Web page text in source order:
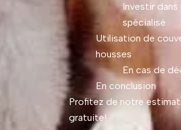
Investir dans
spécialisé
Utilisation de
housses
En cas de
En conclusion
Profitez de notre
gratuite!